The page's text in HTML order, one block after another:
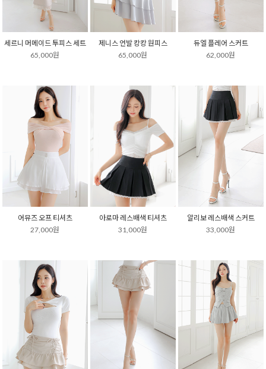
세르니 머메이드 투피스 세트
65,000원
제니스 언발 캉캉 원피스
65,000원
듀엘 플레어 스커트
62,000원
어뮤즈 오프 티셔츠
27,000원
아로마 레스배색 티셔츠
31,000원
알리보 레스배색 스커트
33,000원